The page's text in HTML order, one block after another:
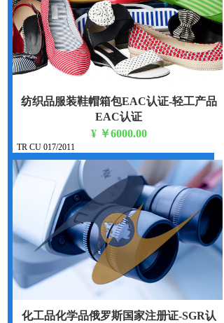
纺织品服装鞋帽箱包EAC认证-轻工产品
EAC认证
¥ ￥6000.00
TR CU 017/2011
化工品化学品俄罗斯国家注册证-SGR认